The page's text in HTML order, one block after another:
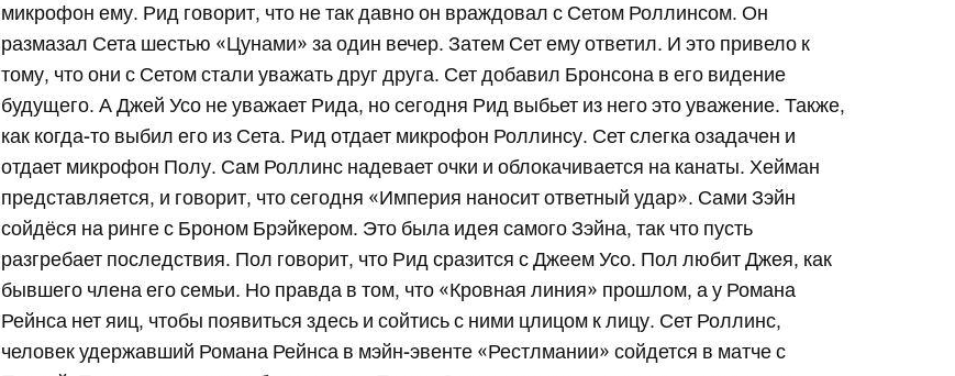
микрофон ему. Рид говорит, что не так давно он враждовал с Сетом Роллинсом. Он
размазал Сета шестью «Цунами» за один вечер. Затем Сет ему ответил. И это привело к
тому, что они с Сетом стали уважать друг друга. Сет добавил Бронсона в его видение
будущего. А Джей Усо не уважает Рида, но сегодня Рид выбьет из него это уважение. Также,
как когда-то выбил его из Сета. Рид отдает микрофон Роллинсу. Сет слегка озадачен и
отдает микрофон Полу. Сам Роллинс надевает очки и облокачивается на канаты. Хейман
представляется, и говорит, что сегодня «Империя наносит ответный удар». Сами Зэйн
сойдёся на ринге с Броном Брэйкером. Это была идея самого Зэйна, так что пусть
разгребает последствия. Пол говорит, что Рид сразится с Джеем Усо. Пол любит Джея, как
бывшего члена его семьи. Но правда в том, что «Кровная линия» прошлом, а у Романа
Рейнса нет яиц, чтобы появиться здесь и сойтись с ними цлицом к лицу. Сет Роллинс,
человек удержавший Романа Рейнса в мэйн-эвенте «Рестлмании» сойдется в матче с